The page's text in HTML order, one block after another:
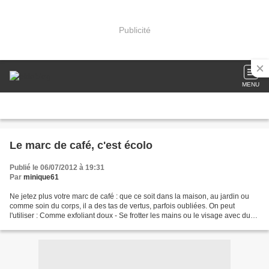
Publicité
MENU
Le marc de café, c'est écolo
Publié le 06/07/2012 à 19:31
Par minique61
Ne jetez plus votre marc de café : que ce soit dans la maison, au jardin ou
comme soin du corps, il a des tas de vertus, parfois oubliées. On peut
l'utiliser : Comme exfoliant doux - Se frotter les mains ou le visage avec du